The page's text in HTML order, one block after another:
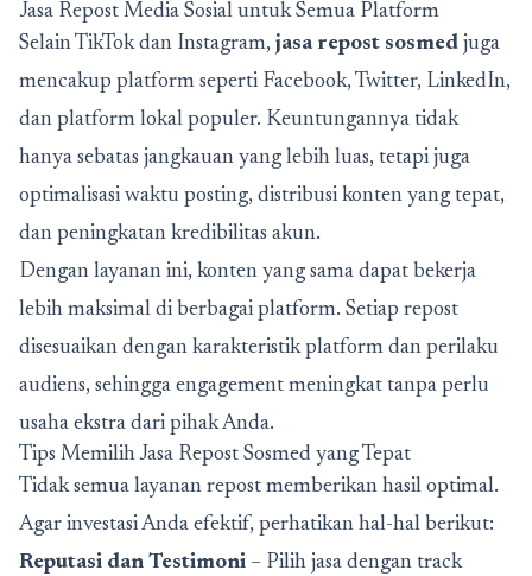
Jasa Repost Media Sosial untuk Semua Platform
Selain TikTok dan Instagram, jasa repost sosmed juga
mencakup platform seperti Facebook, Twitter, LinkedIn,
dan platform lokal populer. Keuntungannya tidak
hanya sebatas jangkauan yang lebih luas, tetapi juga
optimalisasi waktu posting, distribusi konten yang tepat,
dan peningkatan kredibilitas akun.
Dengan layanan ini, konten yang sama dapat bekerja
lebih maksimal di berbagai platform. Setiap repost
disesuaikan dengan karakteristik platform dan perilaku
audiens, sehingga engagement meningkat tanpa perlu
usaha ekstra dari pihak Anda.
Tips Memilih Jasa Repost Sosmed yang Tepat
Tidak semua layanan repost memberikan hasil optimal.
Agar investasi Anda efektif, perhatikan hal-hal berikut:
Reputasi dan Testimoni – Pilih jasa dengan track